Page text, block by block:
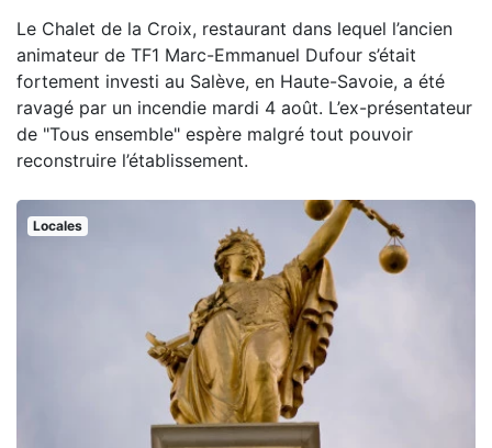
Le Chalet de la Croix, restaurant dans lequel l’ancien
animateur de TF1 Marc-Emmanuel Dufour s’était
fortement investi au Salève, en Haute-Savoie, a été
ravagé par un incendie mardi 4 août. L’ex-présentateur
de "Tous ensemble" espère malgré tout pouvoir
reconstruire l’établissement.
Locales